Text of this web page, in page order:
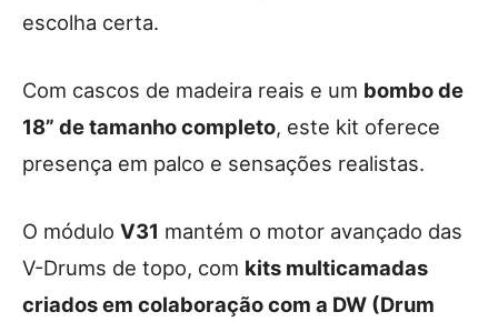
escolha certa.
Com cascos de madeira reais e um bombo de
18” de tamanho completo, este kit oferece
presença em palco e sensações realistas.
O módulo V31 mantém o motor avançado das
V-Drums de topo, com kits multicamadas
criados em colaboração com a DW (Drum